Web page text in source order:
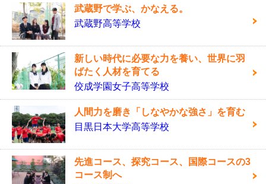
武蔵野で学ぶ、かなえる。
武蔵野高等学校
新しい時代に必要な力を養い、世界に羽
ばたく人材を育てる
佼成学園女子高等学校
人間力を磨き「しなやかな強さ」を育む
目黒日本大学高等学校
先進コース、探究コース、国際コースの3
コース制へ